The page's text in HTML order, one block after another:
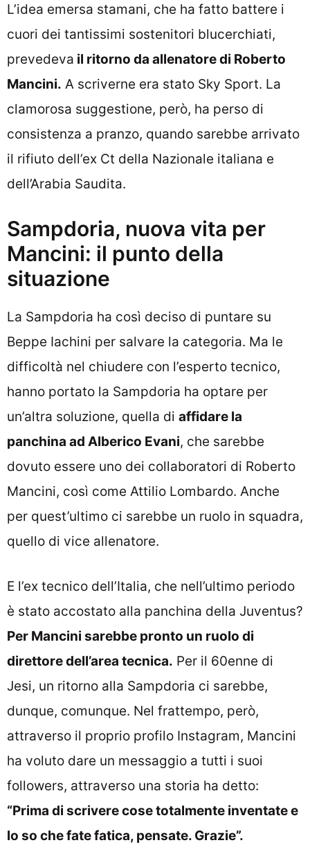
L’idea emersa stamani, che ha fatto battere i
cuori dei tantissimi sostenitori blucerchiati,
prevedeva il ritorno da allenatore di Roberto
Mancini. A scriverne era stato Sky Sport. La
clamorosa suggestione, però, ha perso di
consistenza a pranzo, quando sarebbe arrivato
il rifiuto dell’ex Ct della Nazionale italiana e
dell’Arabia Saudita.
Sampdoria, nuova vita per
Mancini: il punto della
situazione
La Sampdoria ha così deciso di puntare su
Beppe Iachini per salvare la categoria. Ma le
difficoltà nel chiudere con l’esperto tecnico,
hanno portato la Sampdoria ha optare per
un’altra soluzione, quella di affidare la
panchina ad Alberico Evani, che sarebbe
dovuto essere uno dei collaboratori di Roberto
Mancini, così come Attilio Lombardo. Anche
per quest’ultimo ci sarebbe un ruolo in squadra,
quello di vice allenatore.
E l’ex tecnico dell’Italia, che nell’ultimo periodo
è stato accostato alla panchina della Juventus?
Per Mancini sarebbe pronto un ruolo di
direttore dell’area tecnica. Per il 60enne di
Jesi, un ritorno alla Sampdoria ci sarebbe,
dunque, comunque. Nel frattempo, però,
attraverso il proprio profilo Instagram, Mancini
ha voluto dare un messaggio a tutti i suoi
followers, attraverso una storia ha detto:
“Prima di scrivere cose totalmente inventate e
lo so che fate fatica, pensate. Grazie”.